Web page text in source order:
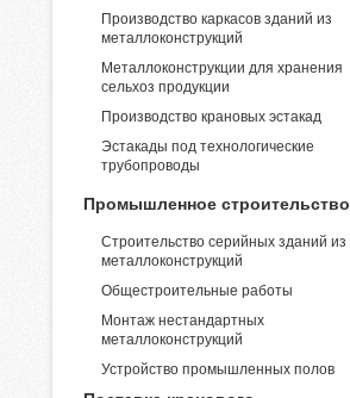
Производство каркасов зданий из
металлоконструкций
Металлоконструкции для хранения
сельхоз продукции
Производство крановых эстакад
Эстакады под технологические
трубопроводы
Промышленное строительство
Строительство серийных зданий из
металлоконструкций
Общестроительные работы
Монтаж нестандартных
металлоконструкций
Устройство промышленных полов